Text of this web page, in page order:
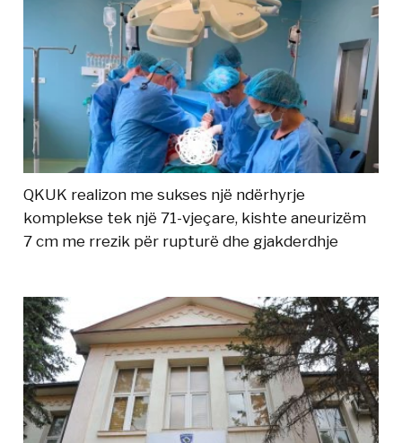
QKUK realizon me sukses një ndërhyrje
komplekse tek një 71-vjeçare, kishte aneurizëm
7 cm me rrezik për rupturë dhe gjakderdhje